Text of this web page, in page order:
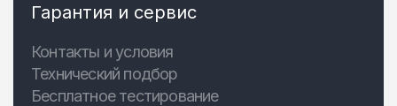
Гарантия и сервис
Контакты и условия
Технический подбор
Бесплатное тестирование